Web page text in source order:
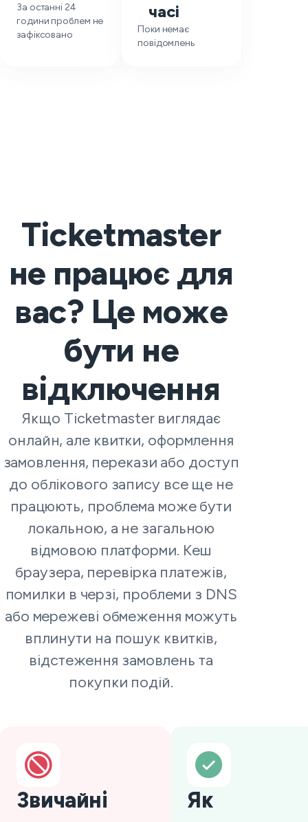
За останні 24
години проблем не
зафіксовано
часі
Поки немає
повідомлень
Ticketmaster
не працює для
вас? Це може
бути не
відключення
Якщо Ticketmaster виглядає
онлайн, але квитки, оформлення
замовлення, перекази або доступ
до облікового запису все ще не
працюють, проблема може бути
локальною, а не загальною
відмовою платформи. Кеш
браузера, перевірка платежів,
помилки в черзі, проблеми з DNS
або мережеві обмеження можуть
вплинути на пошук квитків,
відстеження замовлень та
покупки подій.
Звичайні
Як